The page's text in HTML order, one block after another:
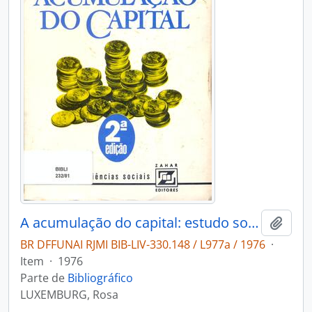
A acumulação do capital: estudo sobre a interpretação econômica do imperialismo.
BR DFFUNAI RJMI BIB-LIV-330.148 / L977a / 1976 ·
Item · 1976
Parte de Bibliográfico
LUXEMBURG, Rosa